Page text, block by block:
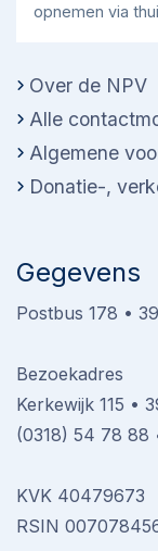
opnemen via
Over de NPV
Alle
Algemene
Donatie-,
Gegevens
Postbus 178 •
Bezoekadres
Kerkewijk 115 •
(0318) 54 78 88
KVK 40479673
RSIN